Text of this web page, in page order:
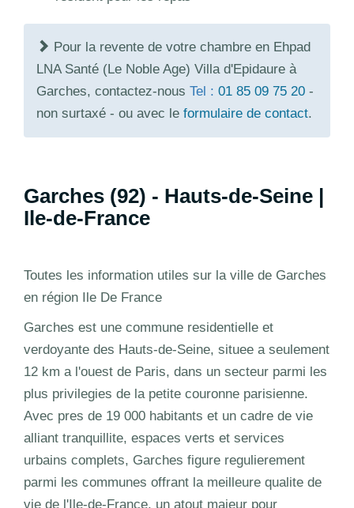
Pour la revente de votre chambre en Ehpad
LNA Santé (Le Noble Age) Villa d'Epidaure à
Garches, contactez-nous Tel : 01 85 09 75 20 -
non surtaxé - ou avec le formulaire de contact.
Garches (92) - Hauts-de-Seine |
Ile-de-France
Toutes les information utiles sur la ville de Garches
en région Ile De France
Garches est une commune residentielle et
verdoyante des Hauts-de-Seine, situee a seulement
12 km a l'ouest de Paris, dans un secteur parmi les
plus privilegies de la petite couronne parisienne.
Avec pres de 19 000 habitants et un cadre de vie
alliant tranquillite, espaces verts et services
urbains complets, Garches figure regulierement
parmi les communes offrant la meilleure qualite de
vie de l'Ile-de-France, un atout majeur pour